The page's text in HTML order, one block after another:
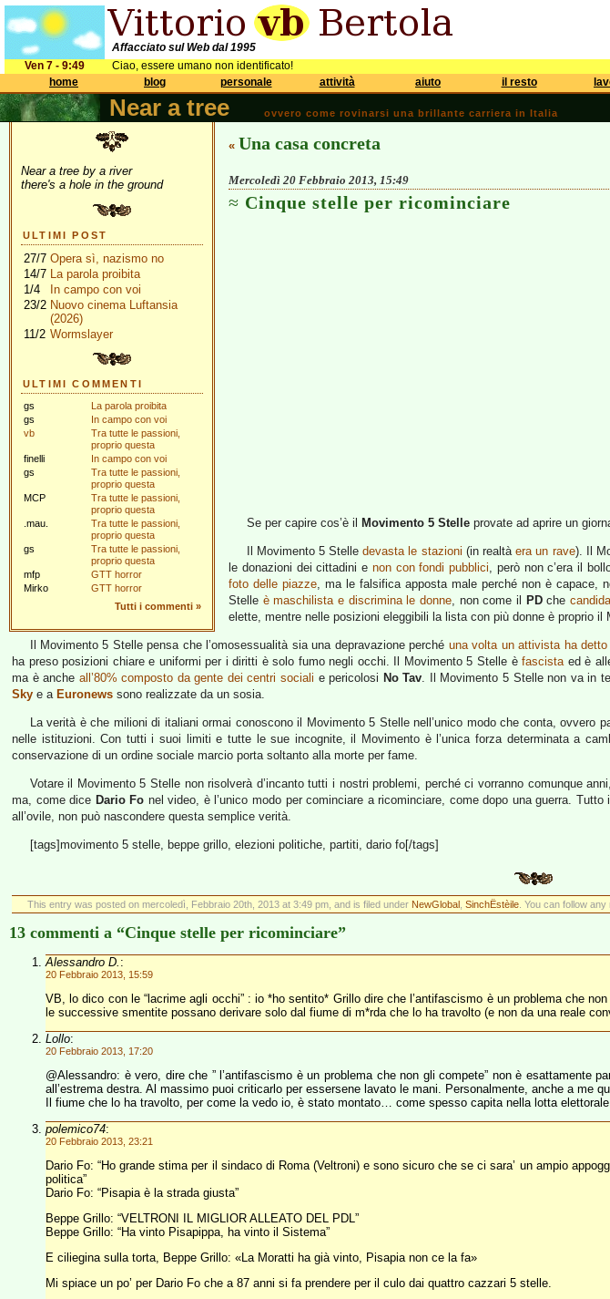
Affacciato sul Web dal 1995
Ven 7 - 9:49
Ciao, essere umano non identificato!
home
blog personale attività aiuto il resto
Near a tree ovvero come rovinarsi una brillante carriera in Italia
Near a tree by a river
there's a hole in the ground
ULTIMI POST
27/7 Opera sì, nazismo no
14/7 La parola proibita
1/4
In campo con voi
23/2 Nuovo cinema Luftansia
(2026)
11/2 Wormslayer
ULTIMI COMMENTI
gs
La parola proibita
gs
In campo con voi
vb
Tra tutte le passioni,
proprio questa
finelli
In campo con voi
gs
Tra tutte le passioni,
proprio questa
MCP
Tra tutte le passioni,
proprio questa
.mau.
Tra tutte le passioni,
proprio questa
gs
Tra tutte le passioni,
proprio questa
mfp
GTT horror
Mirko
GTT horror
Tutti i commenti »
« Una casa concreta
Mercoledì 20 Febbraio 2013, 15:49
Cinque stelle per ricominciare
Se per capire cos’è il Movimento 5 Stelleprovate ad aprire un
Il Movimento 5 Stelledevasta le stazioni (in realtàera un rave). Il
le donazioni dei cittadini e non con fondi pubblici, però non c’era il
foto delle piazze, ma le falsifica apposta male perché non è capace,
Stelle è maschilista e discrimina le donne, non come il PDche
elette, mentre nelle posizioni eleggibili la lista con più donne è proprio il
Il Movimento 5 Stelle pensa che l’omosessualità sia una depravazione perché una volta un attivista ha
ha preso posizioni chiare e uniformi per i diritti è solo fumo negli occhi. Il Movimento 5 Stelle èfascistaed è
ma è anche all’80% composto da gente dei centri sociali e pericolosi No Tav. Il Movimento 5 Stelle non va in
Sky e a Euronews sono realizzate da un sosia.
La verità è che milioni di italiani ormai conoscono il Movimento 5 Stelle nell’unico modo che conta, ovvero
nelle istituzioni. Con tutti i suoi limiti e tutte le sue incognite, il Movimento è l’unica forza determinata a
conservazione di un ordine sociale marcio porta soltanto alla morte per fame.
Votare il Movimento 5 Stelle non risolverà d’incanto tutti i nostri problemi, perché ci vorranno comunque
ma, come dice Dario Fo nel video, è l’unico modo per cominciare a ricominciare, come dopo una guerra.
all’ovile, non può nascondere questa semplice verità.
[tags]movimento 5 stelle, beppe grillo, elezioni politiche, partiti, dario fo[/tags]
This entry was posted on mercoledì, Febbraio 20th, 2013 at 3:49 pm, and is filed under NewGlobal, SinchËstèile. You can follow
13 commenti a “Cinque stelle per ricominciare”
Alessandro D. :
20 Febbraio 2013, 15:59
VB, lo dico con le “lacrime agli occhi” : io *ho sentito* Grillo dire che l’antifascismo è un problema che
le successive smentite possano derivare solo dal fiume di m*rda che lo ha travolto (e non da una reale
Lollo:
20 Febbraio 2013, 17:20
@Alessandro: è vero, dire che ” l’antifascismo è un problema che non gli compete” non è esattamente
all’estrema destra. Al massimo puoi criticarlo per essersene lavato le mani. Personalmente, anche a me
Il fiume che lo ha travolto, per come la vedo io, è stato montato… come spesso capita nella lotta
polemico74:
20 Febbraio 2013, 23:21
Dario Fo: “Ho grande stima per il sindaco di Roma (Veltroni) e sono sicuro che se ci sara’ un ampio
politica”
Dario Fo: “Pisapia è la strada giusta”
Beppe Grillo: “VELTRONI IL MIGLIOR ALLEATO DEL PDL”
Beppe Grillo: “Ha vinto Pisapippa, ha vinto il Sistema”
E ciliegina sulla torta, Beppe Grillo: «La Moratti ha già vinto, Pisapia non ce la fa»
Mi spiace un po’ per Dario Fo che a 87 anni si fa prendere per il culo dai quattro cazzari 5 stelle.